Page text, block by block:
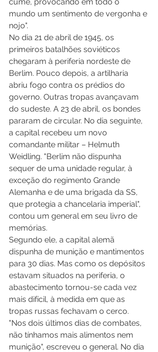
mundo um sentimento de vergonha e
nojo".
No dia 21 de abril de 1945, os
primeiros batalhões soviéticos
chegaram à periferia nordeste de
Berlim. Pouco depois, a artilharia
abriu fogo contra os prédios do
governo. Outras tropas avançavam
do sudeste. A 23 de abril, os bondes
pararam de circular. No dia seguinte,
a capital recebeu um novo
comandante militar – Helmuth
Weidling. "Berlim não dispunha
sequer de uma unidade regular, à
exceção do regimento Grande
Alemanha e de uma brigada da SS,
que protegia a chancelaria imperial",
contou um general em seu livro de
memórias.
Segundo ele, a capital alemã
dispunha de munição e mantimentos
para 30 dias. Mas como os depósitos
estavam situados na periferia, o
abastecimento tornou-se cada vez
mais difícil, à medida em que as
tropas russas fechavam o cerco.
"Nos dois últimos dias de combates,
não tínhamos mais alimentos nem
munição", escreveu o general. No dia